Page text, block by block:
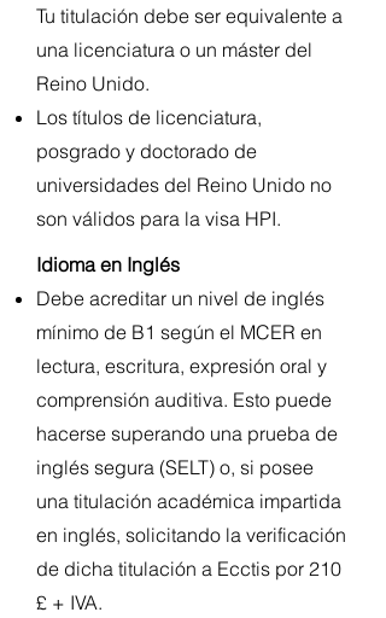
Tu titulación debe ser equivalente a
una licenciatura o un máster del
Reino Unido.
Los títulos de licenciatura,
posgrado y doctorado de
universidades del Reino Unido no
son válidos para la visa HPI.
Idioma en Inglés
Debe acreditar un nivel de inglés
mínimo de B1 según el MCER en
lectura, escritura, expresión oral y
comprensión auditiva. Esto puede
hacerse superando una prueba de
inglés segura (SELT) o, si posee
una titulación académica impartida
en inglés, solicitando la verificación
de dicha titulación a Ecctis por 210
£ + IVA.